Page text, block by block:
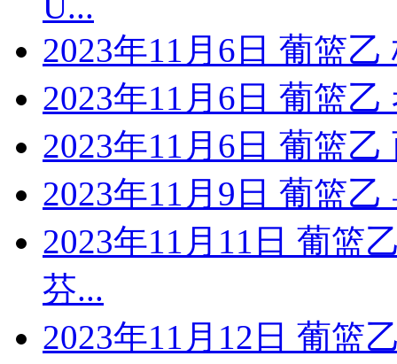
2023年11月6日 葡篮
2023年11月6日 葡篮
2023年11月6日 葡篮
2023年11月9日 葡篮
2023年11月11日 葡篮
芬...
2023年11月12日 葡篮